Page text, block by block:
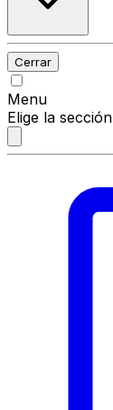
Cerrar
Menu
Elige la sección